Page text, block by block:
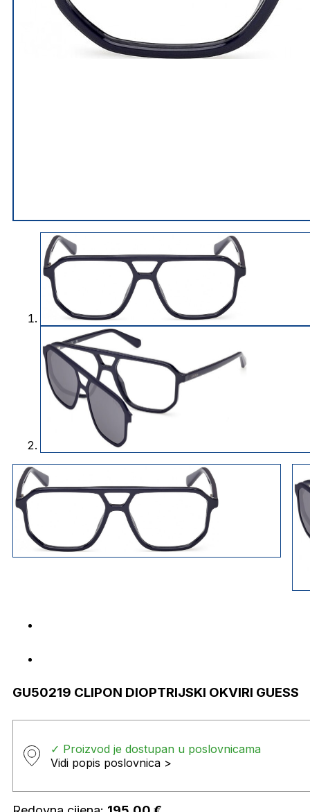
GU50219 CLIPON DIOPTRIJSKI OKVIRI GUESS
✓ Proizvod je dostupan u poslovnicama
Vidi popis poslovnica >